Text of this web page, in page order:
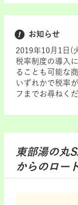
お知らせ
2019年10月1日(
税率制度の導入
ることも可能な
いずれかで税率
フまでお尋ねくだ
東部湯の丸
からのロー